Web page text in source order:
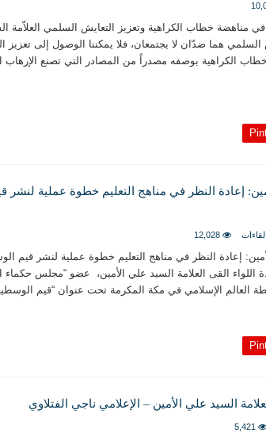
في مناهضة خطاب الكراهية وتعزيز التعايش السلمي العلاّمة
السلمي هما ضدّان لا يجتمعان، فلا يمكننا الوصول إلى تعزيز
خطاب الكراهية بوصفه مصدراً من المصادر التي تصنع
إعادة النظر في مناهج التعليم خطوة عملية لنشر
,لقاءات 12,028
إعادة النظر في مناهج التعليم خطوة عملية لنشر قيم
اللواء القى العلامة السيد علي الأمين، عضو “مجلس حكماء
العالم الإسلامي في مكة المكرمة تحت عنوان “قيم
السيد علي الأمين – الإعلامي ناجي الفتلاوي
5,421